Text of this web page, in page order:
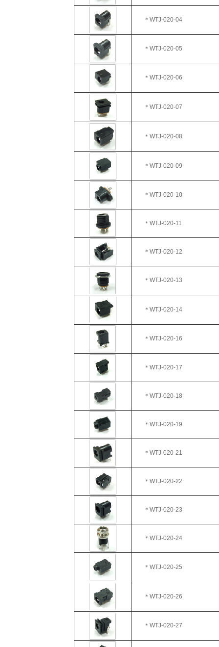
＊WTJ-020-04
＊WTJ-020-05
＊WTJ-020-06
＊WTJ-020-07
＊WTJ-020-08
＊WTJ-020-09
＊WTJ-020-10
＊WTJ-020-11
＊WTJ-020-12
＊WTJ-020-13
＊WTJ-020-14
＊WTJ-020-16
＊WTJ-020-17
＊WTJ-020-18
＊WTJ-020-19
＊WTJ-020-21
＊WTJ-020-22
＊WTJ-020-23
＊WTJ-020-24
＊WTJ-020-25
＊WTJ-020-26
＊WTJ-020-27